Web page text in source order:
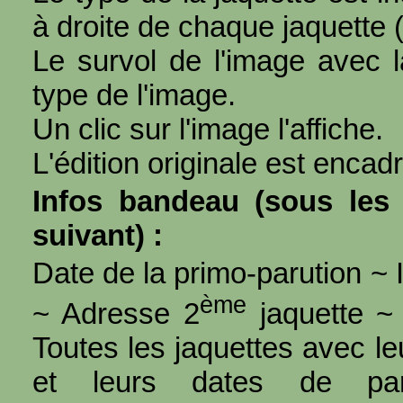
à droite de chaque jaquette (
Le survol de l'image avec
type de l'image.
Un clic sur l'image l'affiche.
L'édition originale est
Infos bandeau (sous
suivant) :
Date de la primo-parution ~
~ Adresse 2ème jaquette
Toutes les jaquettes avec
et leurs dates de